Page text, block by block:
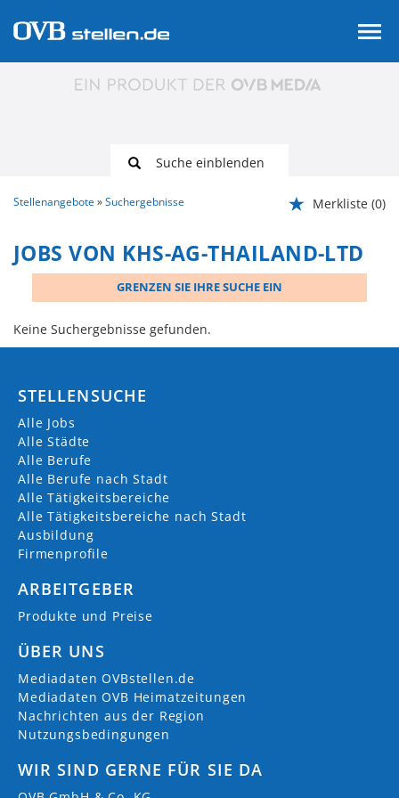
Suche einblenden
Stellenangebote Suchergebnisse Merkliste (0)
JOBS VON KHS-AG-THAILAND-LTD
GRENZEN SIE IHRE SUCHE EIN
Keine Suchergebnisse gefunden.
STELLENSUCHE
Alle Jobs
Alle Städte
Alle Berufe
Alle Berufe nach Stadt
Alle Tätigkeitsbereiche
Alle Tätigkeitsbereiche nach Stadt
Ausbildung
Firmenprofile
ARBEITGEBER
Produkte und Preise
ÜBER UNS
Mediadaten OVBstellen.de
Mediadaten OVB Heimatzeitungen
Nachrichten aus der Region
Nutzungsbedingungen
WIR SIND GERNE FÜR SIE DA